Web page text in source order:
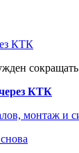
КТК
КТК
монтаж и